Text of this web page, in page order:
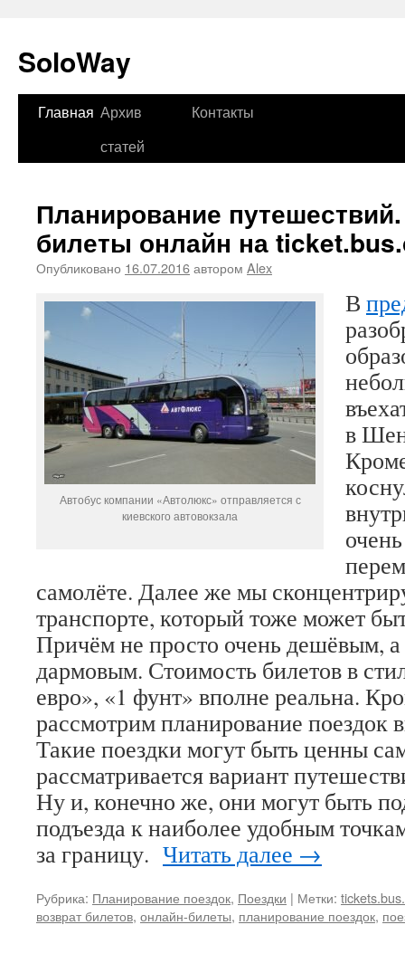
SoloWay
Перейти
Главная Архив
статей
Контакты
Планирование
билеты онлайн на
Опубликовано 16.07.2016автором Alex
Автобус компании «Автолюкс» отправляется с
киевского автовокзала
В
в
самолёте. Далее же мы
транспорте, который тоже может
Причём не просто очень дешёвым, а
дармовым. Стоимость билетов в
евро», «1 фунт» вполне реальна.
рассмотрим планирование поездок
Такие поездки могут быть ценны
рассматривается вариант
Ну и, конечно же, они могут быть
подъезда к наиболее удобным
за границу. Читать далее →
Рубрика: Планирование поездок, Поездки | Метки:
возврат билетов, онлайн-билеты, планирование поездок,